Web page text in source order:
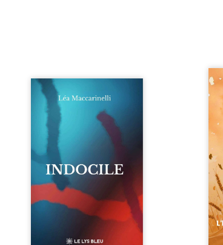
Quatre parties. Quatre refus.
Quatre visages d’une existence
en friction. Entre les silences
qu’on ne déchiffre pas, les
amours qu’on dérange, les
corps qu’on administre et les
liens qu’on sabote, cet ouvrage
parle à celles et ceux qui
vivent trop fort, trop vrai, trop
tôt. Indocile est une traversée.
Une langue nue. Une
insurrection calme. Une
déclaration d’existence pour ...
son